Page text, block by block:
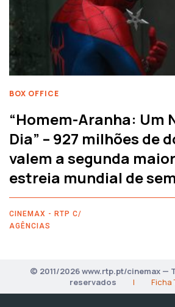
BOX OFFICE
“Homem-Aranha: Um
Dia” – 927 milhões de
valem a segunda maior
estreia mundial de
CINEMAX - RTP C/
AGÊNCIAS
© 2011/2026 www.rtp.pt/cinemax —
reservados
| Ficha